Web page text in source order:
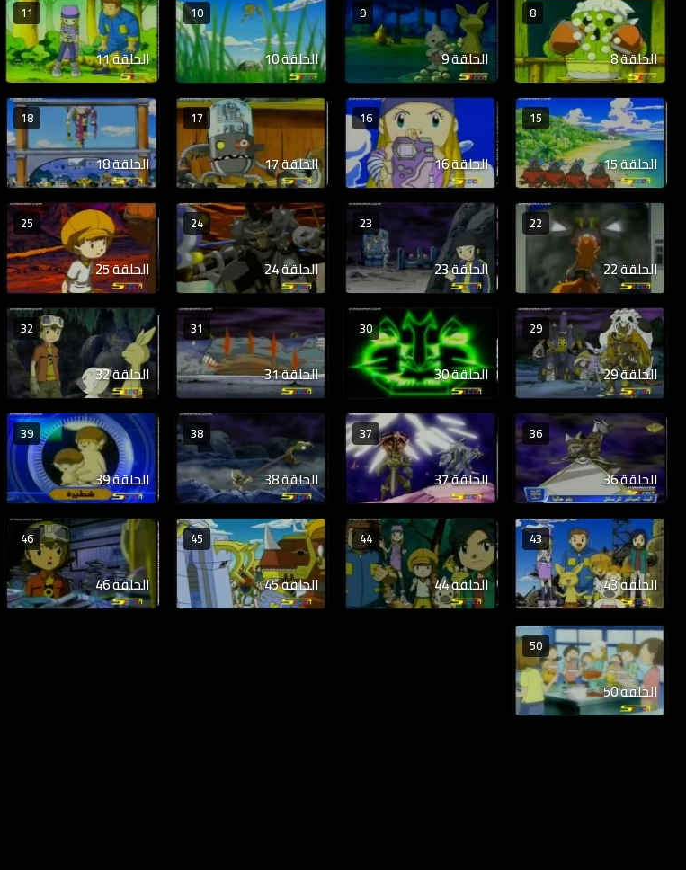
8
الحلقة 8
9
الحلقة 9
10
الحلقة 10
11
الحلقة 11
15
الحلقة 15
16
الحلقة 16
17
الحلقة 17
18
الحلقة 18
22
الحلقة 22
23
الحلقة 23
24
الحلقة 24
25
الحلقة 25
29
الحلقة 29
30
الحلقة 30
31
الحلقة 31
32
الحلقة 32
36
الحلقة 36
37
الحلقة 37
38
الحلقة 38
39
الحلقة 39
43
الحلقة 43
44
الحلقة 44
45
الحلقة 45
46
الحلقة 46
50
الحلقة 50